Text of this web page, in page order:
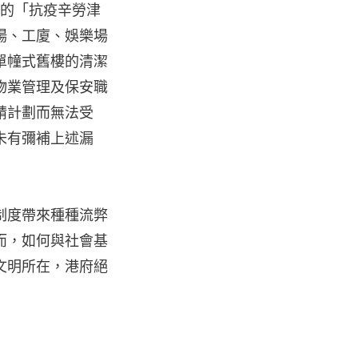
「抗疫辛勞津
、工廈、娛樂場
幢式舊樓的清潔
業管理及保安職
計劃而無法受
有彌補上述漏
度帶來種種流弊
，如何與社會基
明所在，港府絕